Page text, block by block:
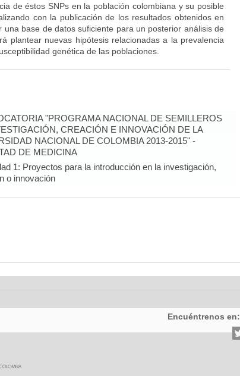
de éstos SNPs en la población colombiana y su posible
con la publicación de los resultados obtenidos en
base de datos suficiente para un posterior análisis de
plantear nuevas hipótesis relacionadas a la prevalencia
genética de las poblaciones.
"PROGRAMA NACIONAL DE SEMILLEROS
CREACIÓN E INNOVACIÓN DE LA
NACIONAL DE COLOMBIA 2013-2015" -
DE MEDICINA
1: Proyectos para la introducción en la investigación,
o innovación
Encuéntrenos en: